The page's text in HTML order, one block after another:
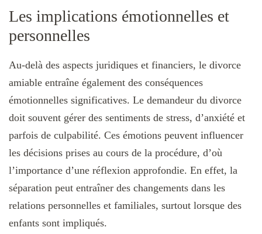
Les implications émotionnelles et
personnelles
Au-delà des aspects juridiques et financiers, le divorce
amiable entraîne également des conséquences
émotionnelles significatives. Le demandeur du divorce
doit souvent gérer des sentiments de stress, d’anxiété et
parfois de culpabilité. Ces émotions peuvent influencer
les décisions prises au cours de la procédure, d’où
l’importance d’une réflexion approfondie. En effet, la
séparation peut entraîner des changements dans les
relations personnelles et familiales, surtout lorsque des
enfants sont impliqués.